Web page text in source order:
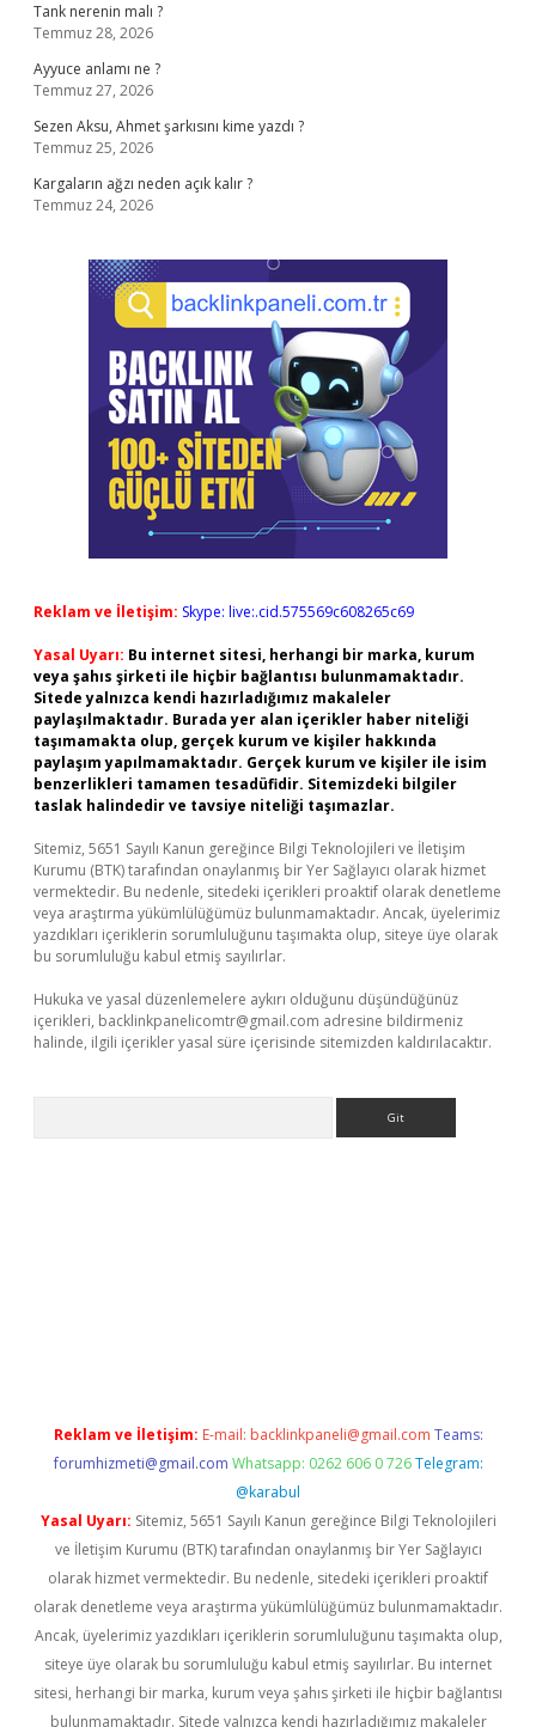
Tank nerenin malı ?
Temmuz 28, 2026
Ayyuce anlamı ne ?
Temmuz 27, 2026
Sezen Aksu, Ahmet şarkısını kime yazdı ?
Temmuz 25, 2026
Kargaların ağzı neden açık kalır ?
Temmuz 24, 2026
Reklam ve İletişim: Skype: live:.cid.575569c608265c69
Yasal Uyarı: Bu internet sitesi, herhangi bir marka, kurum
veya şahıs şirketi ile hiçbir bağlantısı bulunmamaktadır.
Sitede yalnızca kendi hazırladığımız makaleler
paylaşılmaktadır. Burada yer alan içerikler haber niteliği
taşımamakta olup, gerçek kurum ve kişiler hakkında
paylaşım yapılmamaktadır. Gerçek kurum ve kişiler ile isim
benzerlikleri tamamen tesadüfidir. Sitemizdeki bilgiler
taslak halindedir ve tavsiye niteliği taşımazlar.
Sitemiz, 5651 Sayılı Kanun gereğince Bilgi Teknolojileri ve İletişim
Kurumu (BTK) tarafından onaylanmış bir Yer Sağlayıcı olarak hizmet
vermektedir. Bu nedenle, sitedeki içerikleri proaktif olarak denetleme
veya araştırma yükümlülüğümüz bulunmamaktadır. Ancak, üyelerimiz
yazdıkları içeriklerin sorumluluğunu taşımakta olup, siteye üye olarak
bu sorumluluğu kabul etmiş sayılırlar.
Hukuka ve yasal düzenlemelere aykırı olduğunu düşündüğünüz
içerikleri, backlinkpanelicomtr@gmail.com adresine bildirmeniz
halinde, ilgili içerikler yasal süre içerisinde sitemizden kaldırılacaktır.
Reklam ve İletişim: E-mail: backlinkpaneli@gmail.com Teams:
forumhizmeti@gmail.com Whatsapp: 0262 606 0 726 Telegram:
@karabul
Yasal Uyarı: Sitemiz, 5651 Sayılı Kanun gereğince Bilgi Teknolojileri
ve İletişim Kurumu (BTK) tarafından onaylanmış bir Yer Sağlayıcı
olarak hizmet vermektedir. Bu nedenle, sitedeki içerikleri proaktif
olarak denetleme veya araştırma yükümlülüğümüz bulunmamaktadır.
Ancak, üyelerimiz yazdıkları içeriklerin sorumluluğunu taşımakta olup,
siteye üye olarak bu sorumluluğu kabul etmiş sayılırlar. Bu internet
sitesi, herhangi bir marka, kurum veya şahıs şirketi ile hiçbir bağlantısı
bulunmamaktadır. Sitede yalnızca kendi hazırladığımız makaleler